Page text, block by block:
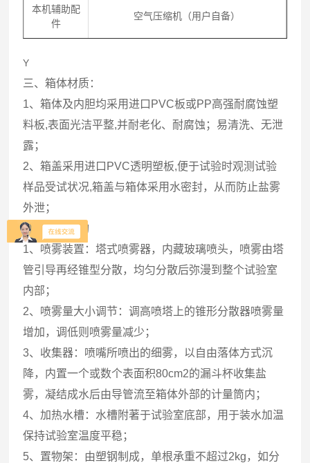
本机辅助配
件
空气压缩机（用户自备）
Y
三、箱体材质：
1、箱体及内胆均采用进口PVC板或PP高强耐腐蚀塑
料板,表面光洁平整,并耐老化、耐腐蚀；易清洗、无泄
露；
2、箱盖采用进口PVC透明塑板,便于试验时观测试验
样品受试状况,箱盖与箱体采用水密封，从而防止盐雾
外泄；
四、内部结构
1、喷雾装置：塔式喷雾器，内藏玻璃喷头，喷雾由塔
管引导再经锥型分散，均匀分散后弥漫到整个试验室
内部；
2、喷雾量大小调节：调高喷塔上的锥形分散器喷雾量
增加，调低则喷雾量减少；
3、收集器：喷嘴所喷出的细雾，以自由落体方式沉
降，内置一个或数个表面积80cm2的漏斗杯收集盐
雾，凝结成水后由导管流至箱体外部的计量筒内；
4、加热水槽：水槽附著于试验室底部，用于装水加温
保持试验室温度平稳；
5、置物架：由塑钢制成，单根承重不超过2kg，如分